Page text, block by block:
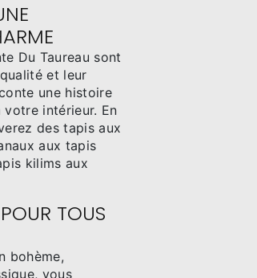
Du Taureau sont
et leur
une histoire
intérieur. En
des tapis aux
aux tapis
kilims aux
TOUS
bohème,
vous